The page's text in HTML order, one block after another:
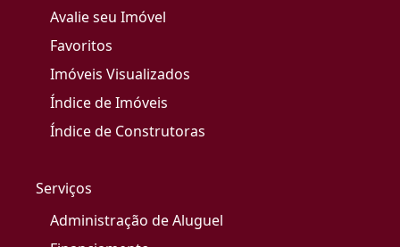
Avalie seu Imóvel
Favoritos
Imóveis Visualizados
Índice de Imóveis
Índice de Construtoras
Serviços
Administração de Aluguel